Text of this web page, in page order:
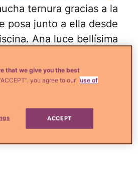
ternura gracias a la
posa junto a ella desde
Ana luce bellísima
una mujer encinta. ¡Una
mostró su
y en
that we give you the best
you agree to our use of
ACCEPT